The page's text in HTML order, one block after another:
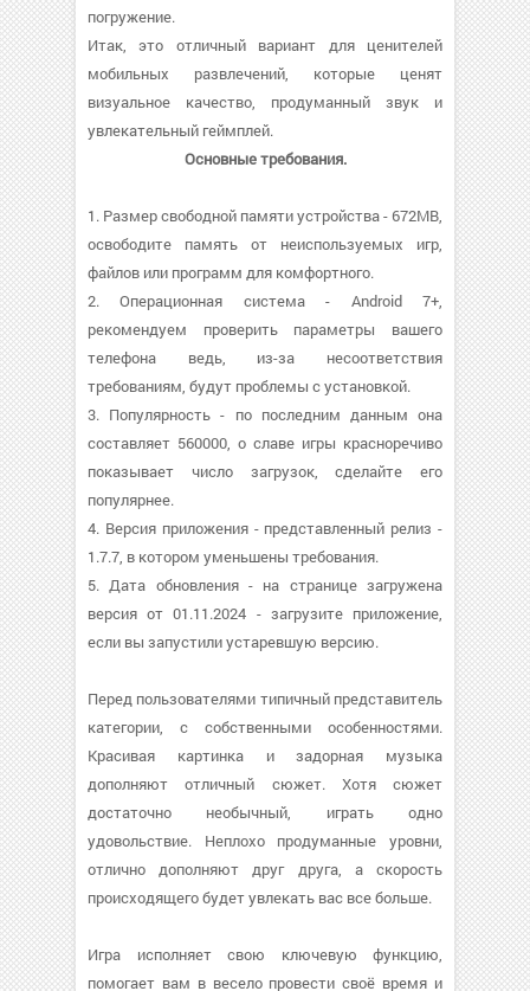
погружение.
Итак, это отличный вариант для ценителей
мобильных развлечений, которые ценят
визуальное качество, продуманный звук и
увлекательный геймплей.
Основные требования.
1. Размер свободной памяти устройства - 672MB,
освободите память от неиспользуемых игр,
файлов или программ для комфортного.
2. Операционная система - Android 7+,
рекомендуем проверить параметры вашего
телефона ведь, из-за несоответствия
требованиям, будут проблемы с установкой.
3. Популярность - по последним данным она
составляет 560000, о cлаве игры красноречиво
показывает число загрузок, сделайте его
популярнее.
4. Версия приложения - представленный релиз -
1.7.7, в котором уменьшены требования.
5. Дата обновления - на странице загружена
версия от 01.11.2024 - загрузите приложение,
если вы запустили устаревшую версию.
Перед пользователями типичный представитель
категории, с собственными особенностями.
Красивая картинка и задорная музыка
дополняют отличный сюжет. Хотя сюжет
достаточно необычный, играть одно
удовольствие. Неплохо продуманные уровни,
отлично дополняют друг друга, а скорость
происходящего будет увлекать вас все больше.
Игра исполняет свою ключевую функцию,
помогает вам в весело провести своё время и